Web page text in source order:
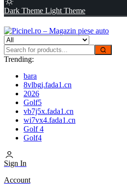
Dark Theme Light Theme
Trending:
bara
8vlbgj.fada1.cn
2026
Golf5
vb7j5x.fada1.cn
wi7vx4.fada1.cn
Golf 4
Golf4
Sign In
Account